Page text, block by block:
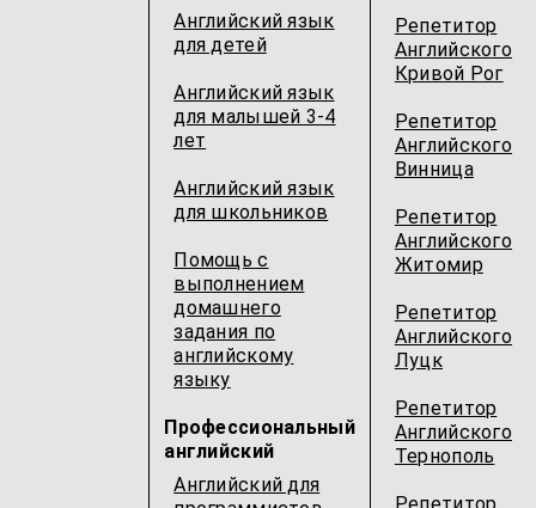
Английский язык
для детей
Английский язык
для малышей 3-4
лет
Английский язык
для школьников
Помощь с
выполнением
домашнего
задания по
английскому
языку
Профессиональный
английский
Английский для
Репетитор
Английского
Кривой Рог
Репетитор
Английского
Винница
Репетитор
Английского
Житомир
Репетитор
Английского
Луцк
Репетитор
Английского
Тернополь